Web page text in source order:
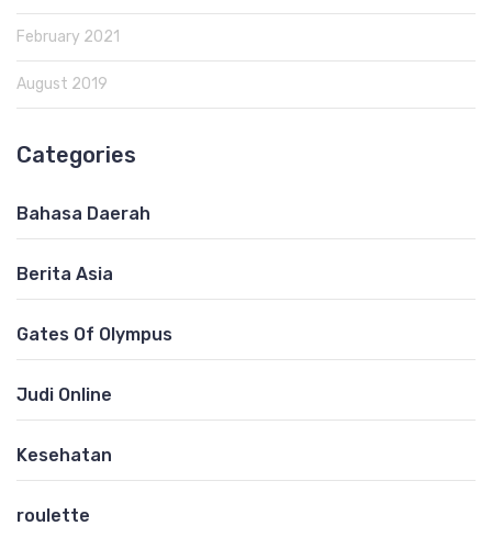
February 2021
August 2019
Categories
Bahasa Daerah
Berita Asia
Gates Of Olympus
Judi Online
Kesehatan
roulette